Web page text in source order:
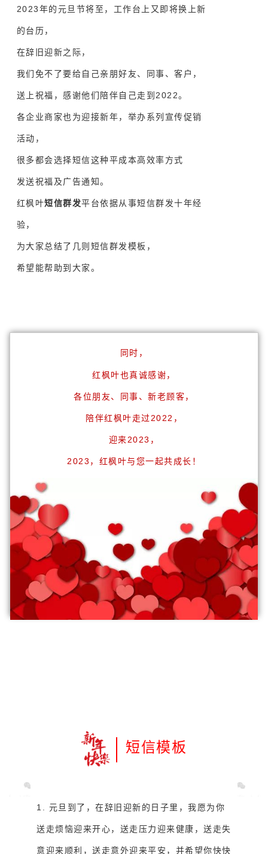
2023年的元旦节将至， 工作台上又即将换上新
的台历，
在辞旧迎新之际，
我们免不了要给自己亲朋好友、同事、客户，
送上祝福，感谢他们陪伴自己走到2022。
各企业商家也为迎接新年， 举办系列宣传促销
活动，
很多都会选择短信这种平成本高效率方式
发送祝福及广告通知。
红枫叶短信群发平台依据从事短信群发十年经
验，
为大家总结了几则短信群发模板，
希望能帮助到大家。
同时，
红枫叶也真诚感谢，
各位朋友、同事、新老顾客，
陪伴红枫叶走过2022，
迎来2023，
2023，红枫叶与您一起共成长！
短信模板
1. 元旦到了，在辞旧迎新的日子里，我愿为你
送走烦恼迎来开心，送走压力迎来健康，送走失
意迎来顺利，送走意外迎来平安，并希望你快快